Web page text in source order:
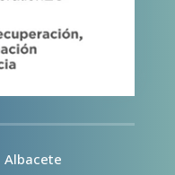
Albacete